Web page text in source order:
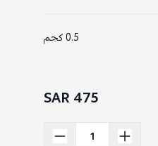
0.5 كجم
475 SAR